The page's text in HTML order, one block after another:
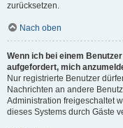
zurücksetzen.
Nach oben
Wenn ich bei einem
aufgefordert, mich
Nur registrierte Benutzer
Nachrichten an andere
Administration freigeschaltet
dieses Systems durch Gäste